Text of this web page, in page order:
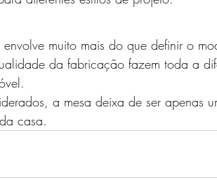
muito mais do que definir o
da fabricação fazem toda a
a mesa deixa de ser apenas
casa.